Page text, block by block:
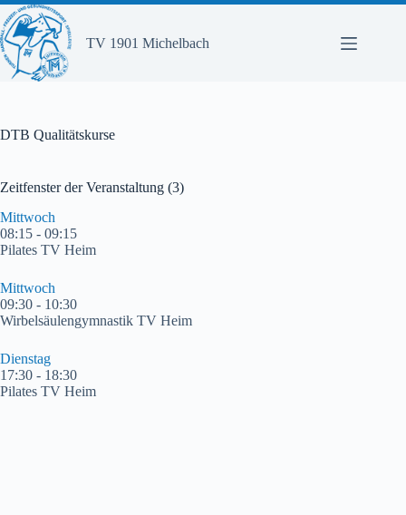
Zum
Inhalt
springen
TV 1901 Michelbach
DTB Qualitätskurse
Zeitfenster der Veranstaltung (3)
Mittwoch
08:15 - 09:15
Pilates TV Heim
Mittwoch
09:30 - 10:30
Wirbelsäulengymnastik TV Heim
Dienstag
17:30 - 18:30
Pilates TV Heim